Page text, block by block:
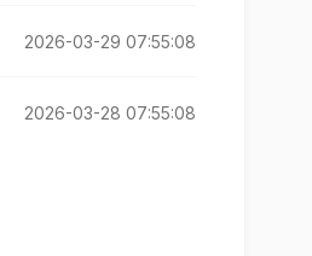
2026-03-29 07:55:08
2026-03-28 07:55:08